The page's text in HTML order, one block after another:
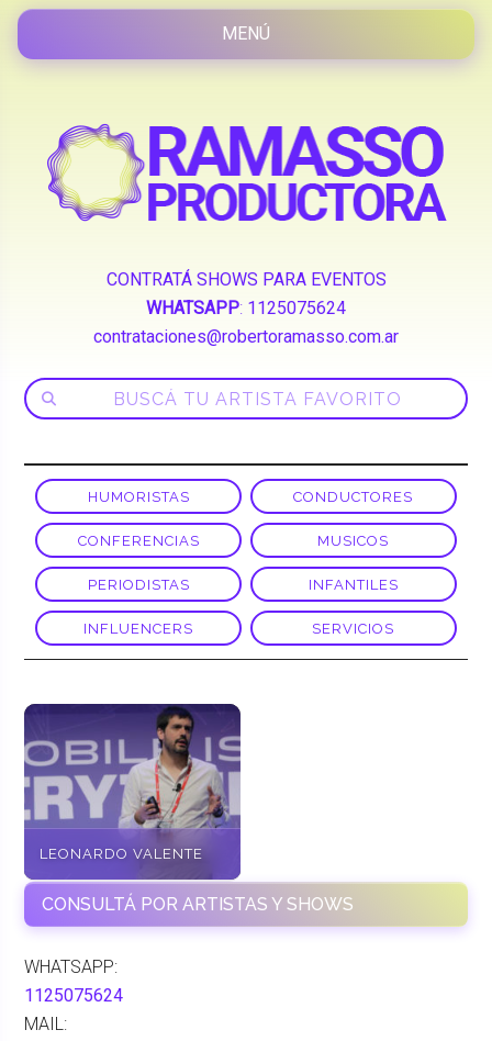
CONTRATÁ SHOWS PARA EVENTOS
WHATSAPP: 1125075624
contrataciones@robertoramasso.com.ar
HUMORISTAS CONDUCTORES
CONFERENCIAS MUSICOS
PERIODISTAS INFANTILES
INFLUENCERS SERVICIOS
LEONARDO VALENTE
CONSULTÁ POR ARTISTAS Y SHOWS
WHATSAPP:
1125075624
MAIL: